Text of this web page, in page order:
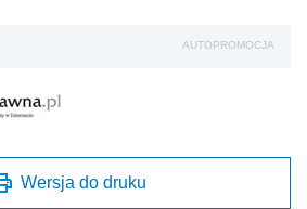
AUTOPROMOCJA
Wersja do druku